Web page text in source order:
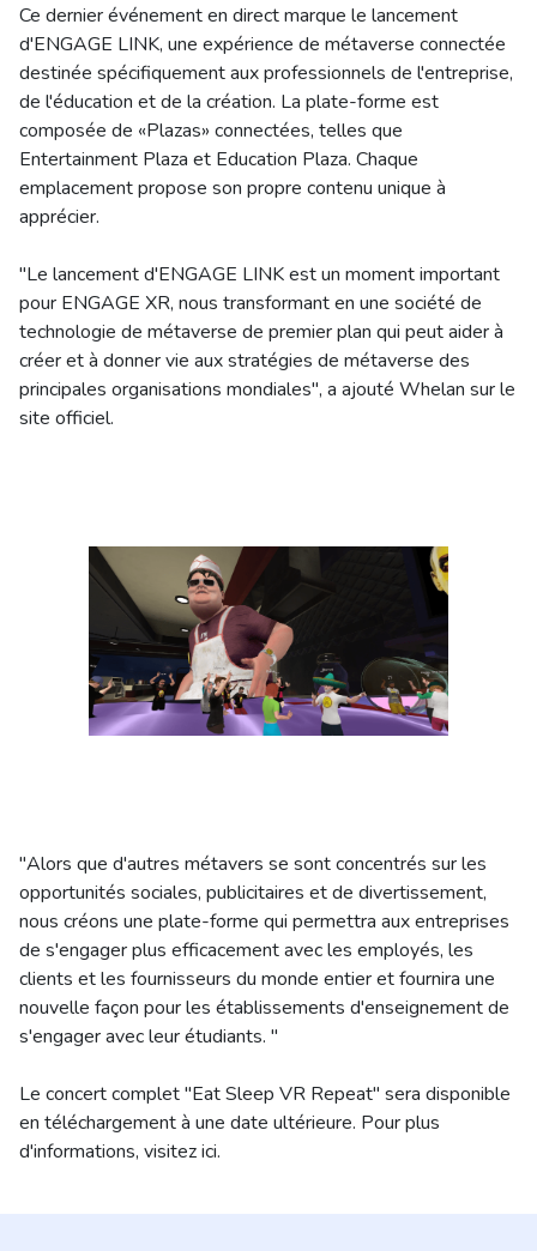
Ce dernier événement en direct marque le lancement
d'ENGAGE LINK, une expérience de métaverse connectée
destinée spécifiquement aux professionnels de l'entreprise,
de l'éducation et de la création. La plate-forme est
composée de «Plazas» connectées, telles que
Entertainment Plaza et Education Plaza. Chaque
emplacement propose son propre contenu unique à
apprécier.
"Le lancement d'ENGAGE LINK est un moment important
pour ENGAGE XR, nous transformant en une société de
technologie de métaverse de premier plan qui peut aider à
créer et à donner vie aux stratégies de métaverse des
principales organisations mondiales", a ajouté Whelan sur le
site officiel.
"Alors que d'autres métavers se sont concentrés sur les
opportunités sociales, publicitaires et de divertissement,
nous créons une plate-forme qui permettra aux entreprises
de s'engager plus efficacement avec les employés, les
clients et les fournisseurs du monde entier et fournira une
nouvelle façon pour les établissements d'enseignement de
s'engager avec leur étudiants. "
Le concert complet "Eat Sleep VR Repeat" sera disponible
en téléchargement à une date ultérieure. Pour plus
d'informations, visitez ici.